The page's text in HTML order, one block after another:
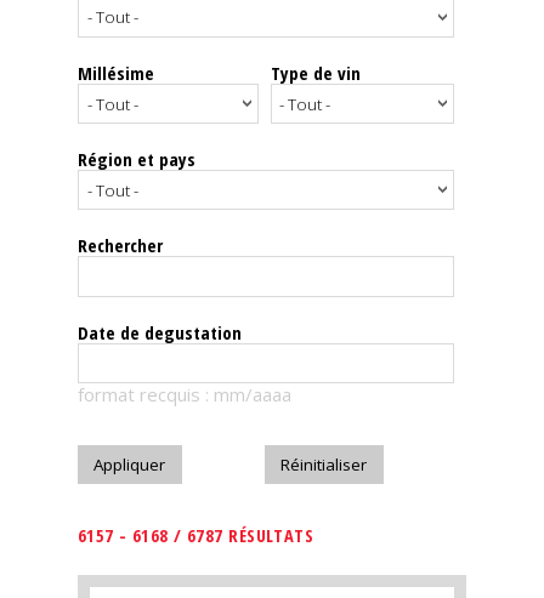
Spiritueux
Notes
dégustation
Le
magazine
Télécharger
Millésime Type de vin
Région et pays
Rechercher
Date de degustation
format recquis : mm/aaaa
6157 - 6168 / 6787 RÉSULTATS